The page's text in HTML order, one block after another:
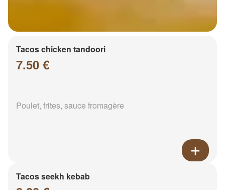
Tacos chicken tandoori
7.50 €
Poulet, frites, sauce fromagère
Tacos seekh kebab